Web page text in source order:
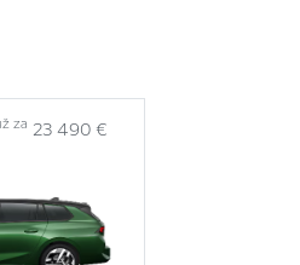
za 23 490 €